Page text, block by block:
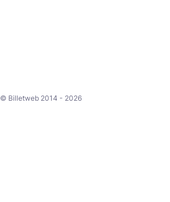
© Billetweb 2014 - 2026